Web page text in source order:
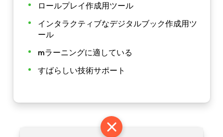
ロールプレイ作成用ツール
インタラクティブなデジタルブック作成用ツ
ール
mラーニングに適している
すばらしい技術サポート